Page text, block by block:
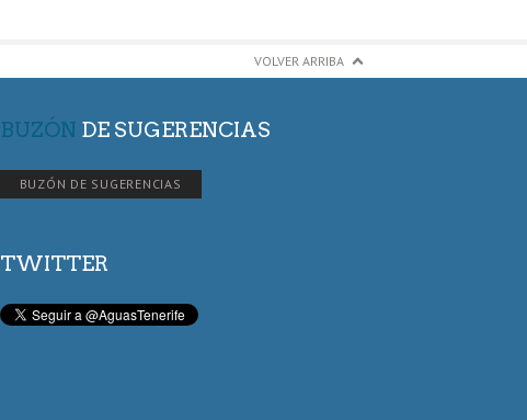
VOLVER ARRIBA
BUZÓN DE SUGERENCIAS
BUZÓN DE SUGERENCIAS
TWITTER